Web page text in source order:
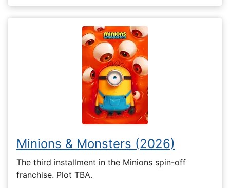
Minions & Monsters (2026)
The third installment in the Minions spin-off
franchise. Plot TBA.